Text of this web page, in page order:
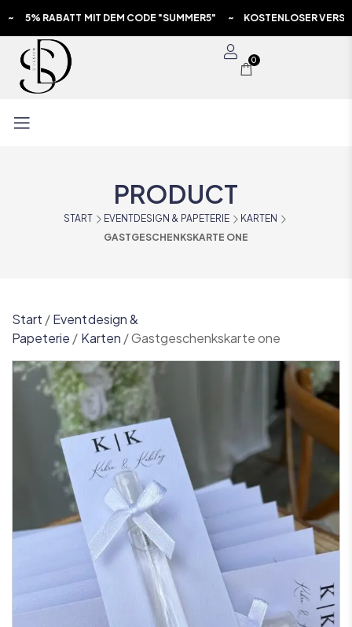
MIT DEM CODE "SUMMER5" ~ KOSTENLOSER
0
PRODUCT
START EVENTDESIGN & PAPETERIE
KARTEN
GASTGESCHENKSKARTE ONE
Start /Eventdesign &
Papeterie / Karten /Gastgeschenkskarte one